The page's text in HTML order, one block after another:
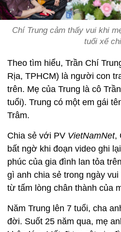
Chí Trung cảm thấy vui khi
tuổi xế
Theo tìm hiểu, Trần Chí
Rịa, TPHCM) là người con
trên. Mẹ của Trung là cô
tuổi). Trung có một em gái
Trâm.
Chia sẻ với PV VietNamNet,
bất ngờ khi đoạn video ghi
phúc của gia đình lan tỏa
gì anh chia sẻ trong ngày
từ tấm lòng chân thành của
Năm Trung lên 7 tuổi, cha
đời. Suốt 25 năm qua, mẹ